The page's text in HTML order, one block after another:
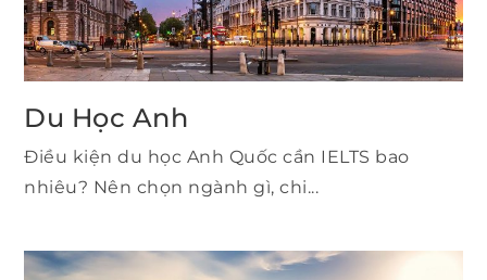
Du Học Anh
Điều kiện du học Anh Quốc cần IELTS bao
nhiêu? Nên chọn ngành gì, chi...